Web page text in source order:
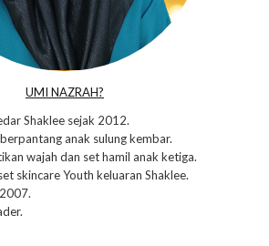
UMI NAZRAH?
Shaklee sejak 2012.
anak sulung kembar.
wajah dan set hamil anak ketiga.
skincare Youth keluaran Shaklee.